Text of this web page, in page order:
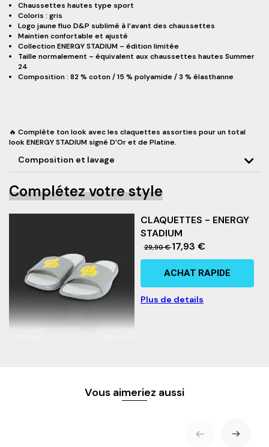
Chaussettes hautes type sport
Coloris : gris
Logo jaune fluo D&P sublimé à l’avant des chaussettes
Maintien confortable et ajusté
Collection ENERGY STADIUM – édition limitée
Taille normalement – équivalent aux chaussettes hautes Summer
24
Composition : 82 % coton / 15 % polyamide / 3 % élasthanne
🔥 Complète ton look avec les claquettes assorties pour un total
look ENERGY STADIUM signé D’Or et de Platine.
Composition et lavage
Complétez votre style
CLAQUETTES - ENERGY
STADIUM
29,90 €17,93 €
ACHAT RAPIDE
Plus de details
Vous aimeriez aussi